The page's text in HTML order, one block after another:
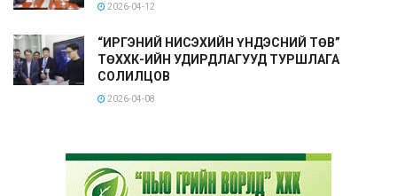
2026-04-12
“ИРГЭНИЙ НИСЭХИЙН ҮНДЭСНИЙ ТӨВ”
ТӨХХК-ИЙН УДИРДЛАГУУД ТУРШЛАГА
СОЛИЛЦОВ
2026-04-08